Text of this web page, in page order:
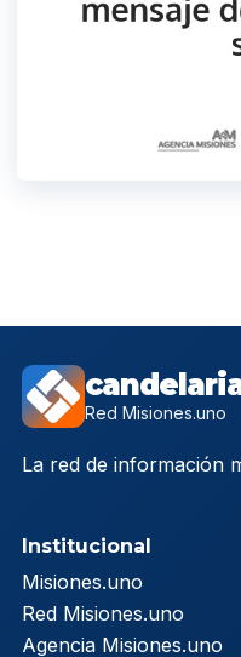
Red Misiones.uno
La red de información
Institucional
Misiones.uno
Red Misiones.uno
Agencia Misiones.uno